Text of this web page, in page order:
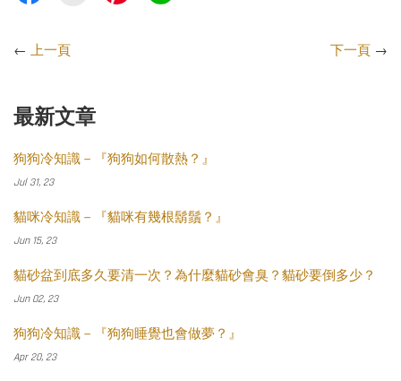
← 上一頁 下一頁 →
最新文章
狗狗冷知識－『狗狗如何散熱？』
Jul 31, 23
貓咪冷知識－『貓咪有幾根鬍鬚？』
Jun 15, 23
貓砂盆到底多久要清一次？為什麼貓砂會臭？貓砂要倒多少？
Jun 02, 23
狗狗冷知識－『狗狗睡覺也會做夢？』
Apr 20, 23